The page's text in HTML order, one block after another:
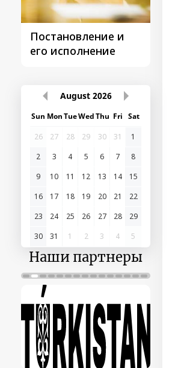
Постановление и
его исполнение
August 2026
Sun MonTueWedThu Fri Sat
26
27 28 29 30 31
1
2
3 4 5 6 7
8
9
10 11 12 13 14
15
16
17 18 19 20 21
22
23
24 25 26 27 28
29
30
31 1 2 3 4 5
Наши партнеры